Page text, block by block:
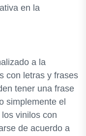
en la
a la
con letras y frases
tener una frase
simplemente el
vinilos con
de acuerdo a